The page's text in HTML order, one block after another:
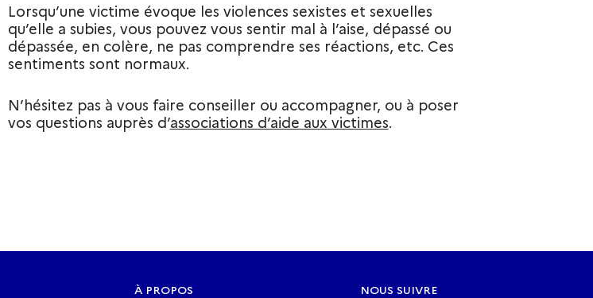
Lorsqu’une victime évoque les violences sexistes et sexuelles
qu’elle a subies, vous pouvez vous sentir mal à l’aise, dépassé ou
dépassée, en colère, ne pas comprendre ses réactions, etc. Ces
sentiments sont normaux.
N’hésitez pas à vous faire conseiller ou accompagner, ou à poser
vos questions auprès d’associations d’aide aux victimes.
À PROPOS NOUS SUIVRE